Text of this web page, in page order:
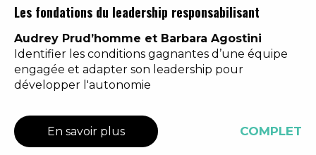
Les fondations du leadership responsabilisant
Audrey Prud’homme et Barbara Agostini
Identifier les conditions gagnantes d’une équipe
engagée et adapter son leadership pour
développer l'autonomie
En savoir plus COMPLET